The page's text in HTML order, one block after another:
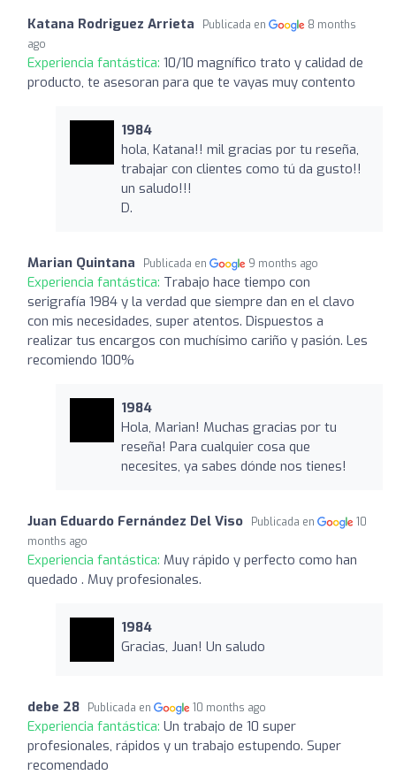
Katana Rodriguez Arrieta Publicada en
8 months
ago
Experiencia fantástica: 10/10 magnífico trato y calidad de
producto, te asesoran para que te vayas muy contento
1984
hola, Katana!! mil gracias por tu reseña,
trabajar con clientes como tú da gusto!!
un saludo!!!
D.
Marian Quintana Publicada en 9 months ago
Experiencia fantástica: Trabajo hace tiempo con
serigrafía 1984 y la verdad que siempre dan en el clavo
con mis necesidades, super atentos. Dispuestos a
realizar tus encargos con muchísimo cariño y pasión. Les
recomiendo 100%
1984
Hola, Marian! Muchas gracias por tu
reseña! Para cualquier cosa que
necesites, ya sabes dónde nos tienes!
Juan Eduardo Fernández Del Viso Publicada en
10
months ago
Experiencia fantástica: Muy rápido y perfecto como han
quedado . Muy profesionales.
1984
Gracias, Juan! Un saludo
debe 28 Publicada en 10 months ago
Experiencia fantástica: Un trabajo de 10 super
profesionales, rápidos y un trabajo estupendo. Super
recomendado